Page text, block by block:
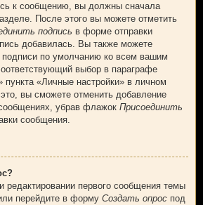
к сообщению, вы должны сначала
После этого вы можете отметить
подпись в форме отправки
добавилась. Вы также можете
подписи по умолчанию ко всем вашим
выбор в параграфе
пункта «Личные настройки» в личном
вы сможете отменить добавление
убрав флажок Присоединить
сообщения.
редактировании первого сообщения темы
перейдите в форму Создать опрос под